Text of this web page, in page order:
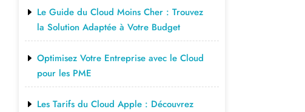
Le Guide du Cloud Moins Cher : Trouvez
la Solution Adaptée à Votre Budget
Optimisez Votre Entreprise avec le Cloud
pour les PME
Les Tarifs du Cloud Apple : Découvrez